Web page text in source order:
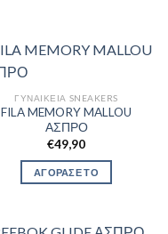
ΓΥΝΑΙΚΕΊΑ SNEAKERS
FILA MEMORY MALLOU
ΑΣΠΡΟ
€49,90
ΑΓΟΡΑΣΕ ΤΟ